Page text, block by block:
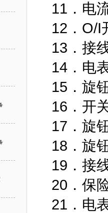
11．电
12．O/I
13．接
14．
15．旋
16．开
17．旋
18．
19．接
20．保
21．电